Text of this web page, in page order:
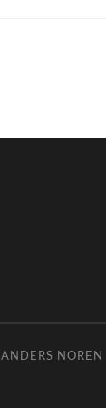
ANDERS NOREN